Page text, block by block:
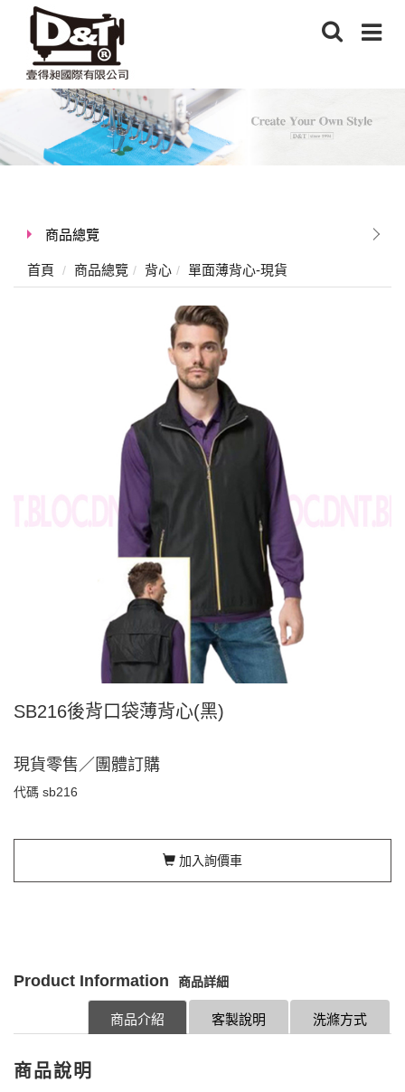
商品總覽
首頁 商品總覽 背心 單面薄背心-現貨
SB216後背口袋薄背心(黑)
現貨零售／團體訂購
代碼 sb216
加入詢價車
Product Information 商品詳細
洗滌方式
客製說明
商品介紹
商品說明